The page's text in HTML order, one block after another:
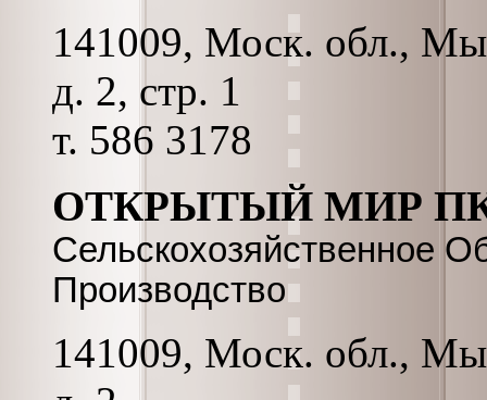
141009, Моск. обл.,
д. 2, стр. 1
т. 586 3178
ОТКРЫТЫЙ МИР
Сельскохозяйственное
Производство
141009, Моск. обл.,